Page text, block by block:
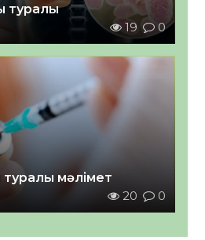
туралы
19 0
мәлімет
20 0